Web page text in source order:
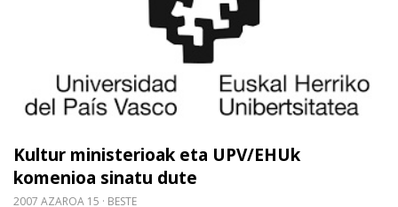
Kultur ministerioak eta UPV/EHUk
komenioa sinatu dute
2007 AZAROA 15 BESTE